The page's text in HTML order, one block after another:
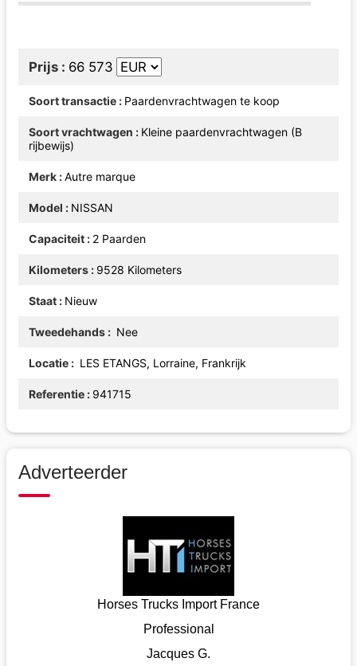
Prijs 66 573
Soort transactie Paardenvrachtwagen te koop
Soort vrachtwagen
Kleine paardenvrachtwagen (B
rijbewijs)
Merk Autre marque
Model NISSAN
Capaciteit 2 Paarden
Kilometers 9528 Kilometers
Staat Nieuw
Tweedehands Nee
Locatie LES ETANGS, Lorraine, Frankrijk
Referentie 941715
Adverteerder
Horses Trucks Import France
Professional
Jacques G.